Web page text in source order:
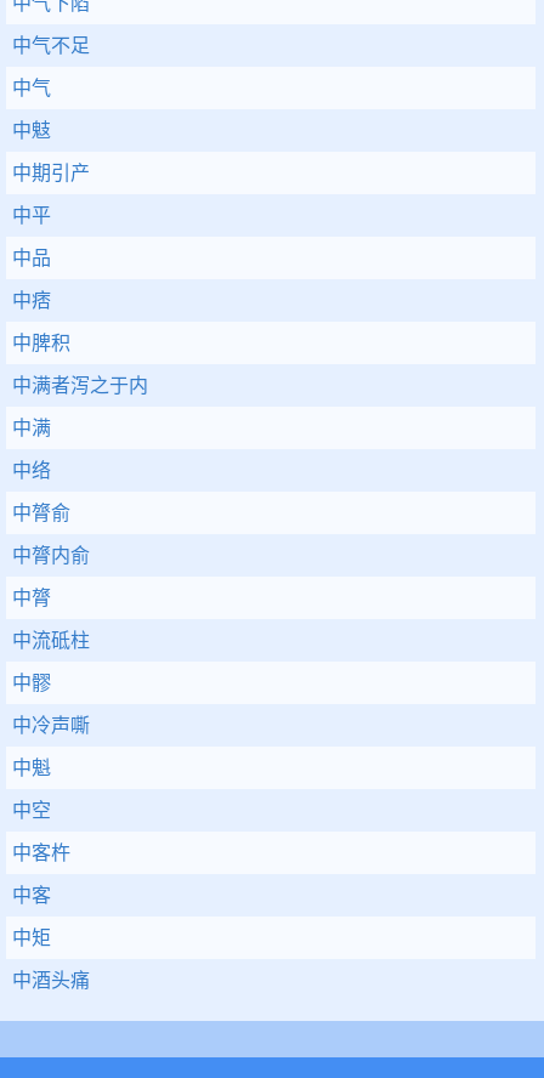
中气不足
中气
中鬾
中期引产
中平
中品
中痞
中脾积
中满者泻之于内
中满
中络
中膂俞
中膂内俞
中膂
中流砥柱
中髎
中冷声嘶
中魁
中空
中客杵
中客
中矩
中酒头痛